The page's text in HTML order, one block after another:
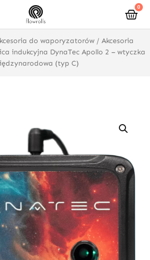
0
do waporyzatorów/ Akcesoria
indukcyjna DynaTec Apollo 2 – wtyczka
(typ C)